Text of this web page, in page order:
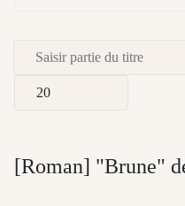
Saisir partie du titre
Afficher #
[Roman] "Brune"